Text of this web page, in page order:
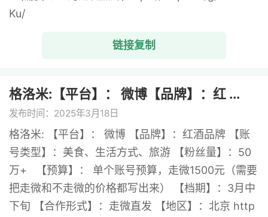
Ku/
链接复制
格洛米:【平台】： 微博【品牌】：红 ...
发布时间：2025年3月18日
格洛米: 【平台】： 微博 【品牌】：红酒品牌 【账
号类型】：美食、生活方式、旅游 【粉丝量】：50
万+ 【预算】： 单个账号预算，走微1500元（需要
把走微和不走微的价格都写出来） 【档期】：3月中
下旬 【合作形式】：走微直发 【地区】：北京 http